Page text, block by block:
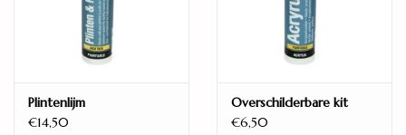
Plank / 1-strook
Aantal planken per pak
Plintenlijm
€14,50
Overschilderbare kit
€6,50